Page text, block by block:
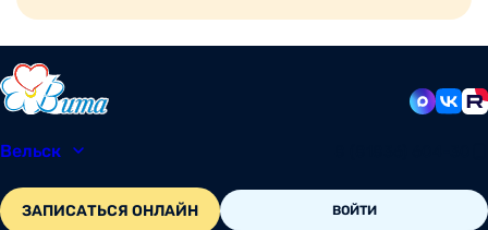
Вельск
ЗАПИСАТЬСЯ ОНЛАЙН ВОЙТИ